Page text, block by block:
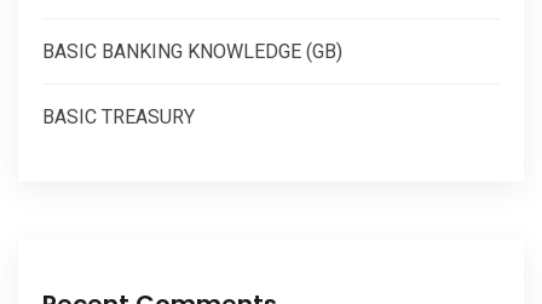
BASIC BANKING KNOWLEDGE (GB)
BASIC TREASURY